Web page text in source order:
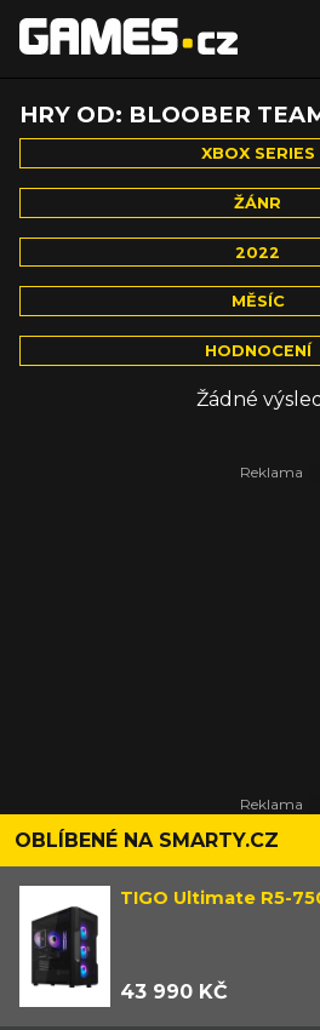
HRY OD: BLOOBER
XBOX SERIES
ŽÁNR
2022
MĚSÍC
HODNOCENÍ
Žádné
OBLÍBENÉ NA SMARTY.CZ
TIGO Ultimate R5-
43 990 KČ